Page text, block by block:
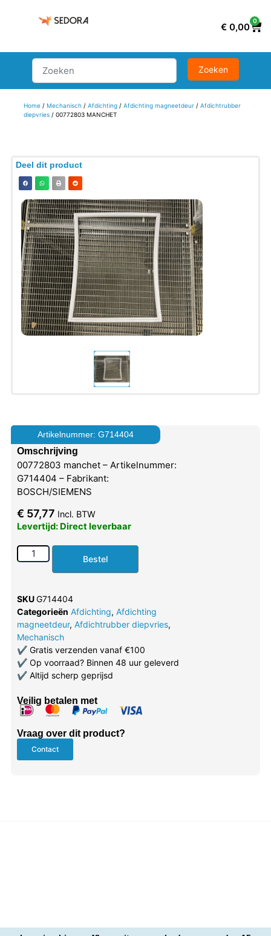
€ 0,00
0
Home/ Mechanisch/ Afdichting/ Afdichting magneetdeur/ Afdichtrubber
diepvries/ 00772803 MANCHET
Deel dit product
Artikelnummer: G714404
Omschrijving
00772803 manchet – Artikelnummer:
G714404 – Fabrikant:
BOSCH/SIEMENS
€ 57,77 Incl. BTW
Levertijd: Direct leverbaar
Bestel
SKUG714404
Categorieën Afdichting, Afdichting
magneetdeur, Afdichtrubber diepvries,
Mechanisch
✔Gratis verzenden vanaf €100
✔Op voorraad? Binnen 48 uur geleverd
✔Altijd scherp geprijsd
Veilig betalen met
Vraag over dit product?
Contact